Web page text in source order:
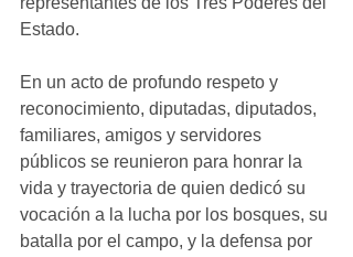
Estado.
En un acto de profundo respeto y
reconocimiento, diputadas, diputados,
familiares, amigos y servidores
públicos se reunieron para honrar la
vida y trayectoria de quien dedicó su
vocación a la lucha por los bosques, su
batalla por el campo, y la defensa por